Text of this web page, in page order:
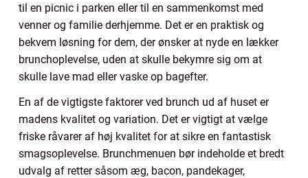
til en picnic i parken eller til en sammenkomst med
venner og familie derhjemme. Det er en praktisk og
bekvem løsning for dem, der ønsker at nyde en lækker
brunchoplevelse, uden at skulle bekymre sig om at
skulle lave mad eller vaske op bagefter.
En af de vigtigste faktorer ved brunch ud af huset er
madens kvalitet og variation. Det er vigtigt at vælge
friske råvarer af høj kvalitet for at sikre en fantastisk
smagsoplevelse. Brunchmenuen bør indeholde et bredt
udvalg af retter såsom æg, bacon, pandekager,